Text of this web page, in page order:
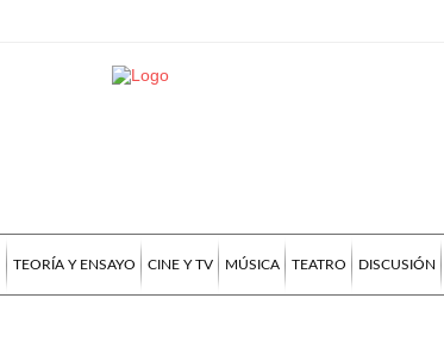
TEORÍA Y ENSAYO CINE Y TV MÚSICA TEATRO DISCUSIÓN